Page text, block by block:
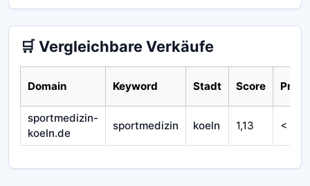
🛒 Vergleichbare Verkäufe
Domain Keyword Stadt Score
sportmedizin-
koeln.de
sportmedizin koeln 1,13 <